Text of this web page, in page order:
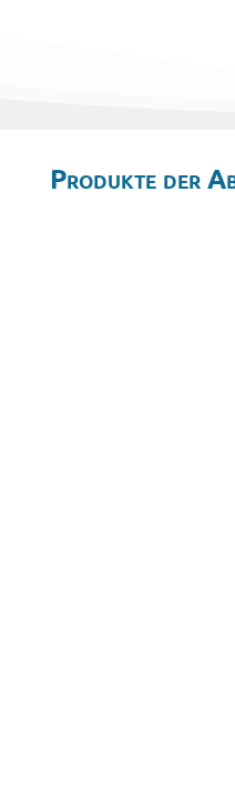
Produkte der